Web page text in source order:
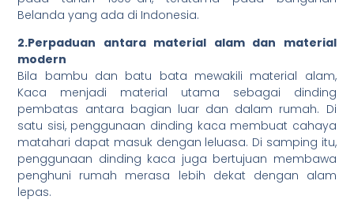
Belanda yang ada di Indonesia.
2.Perpaduan antara material alam dan material
modern
Bila bambu dan batu bata mewakili material alam,
Kaca menjadi material utama sebagai dinding
pembatas antara bagian luar dan dalam rumah. Di
satu sisi, penggunaan dinding kaca membuat cahaya
matahari dapat masuk dengan leluasa. Di samping itu,
penggunaan dinding kaca juga bertujuan membawa
penghuni rumah merasa lebih dekat dengan alam
lepas.